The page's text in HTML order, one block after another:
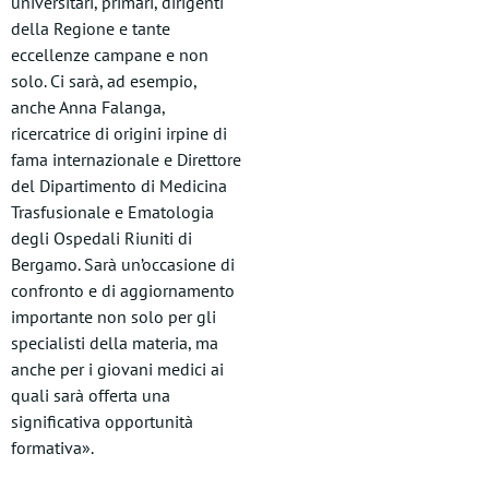
della Regione e tante
eccellenze campane e non
solo. Ci sarà, ad esempio,
anche Anna Falanga,
ricercatrice di origini irpine di
fama internazionale e Direttore
del Dipartimento di Medicina
Trasfusionale e Ematologia
degli Ospedali Riuniti di
Bergamo. Sarà un’occasione di
confronto e di aggiornamento
importante non solo per gli
specialisti della materia, ma
anche per i giovani medici ai
quali sarà offerta una
significativa opportunità
formativa».